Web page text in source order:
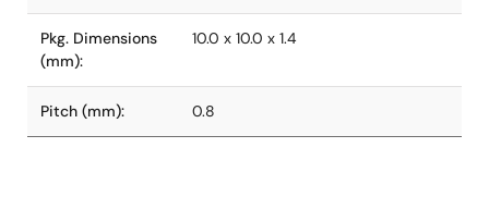
Pkg. Dimensions
(mm):
10.0 x 10.0 x 1.4
Pitch (mm): 0.8